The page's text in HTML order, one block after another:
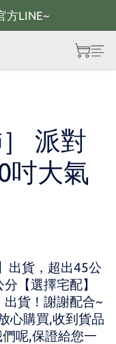
方LINE~
方LINE~
迎聯繫官方line
派對
吋大氣
出貨，超出45公
【選擇宅配】
貨！謝謝配合~
心購買,收到貨品
呢,保證給您一